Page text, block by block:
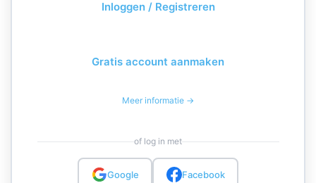
Inloggen / Registreren
Gratis account aanmaken
Meer informatie →
of log in met
Google Facebook